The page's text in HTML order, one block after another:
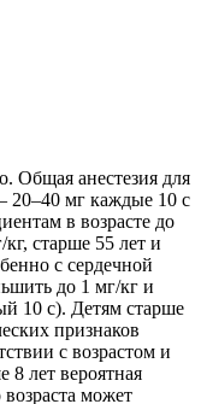
Общая анестезия для
20–40 мг каждые 10 с
в возрасте до
старше 55 лет и
с сердечной
до 1 мг/кг и
10 с). Детям старше
признаков
с возрастом и
8 лет вероятная
может